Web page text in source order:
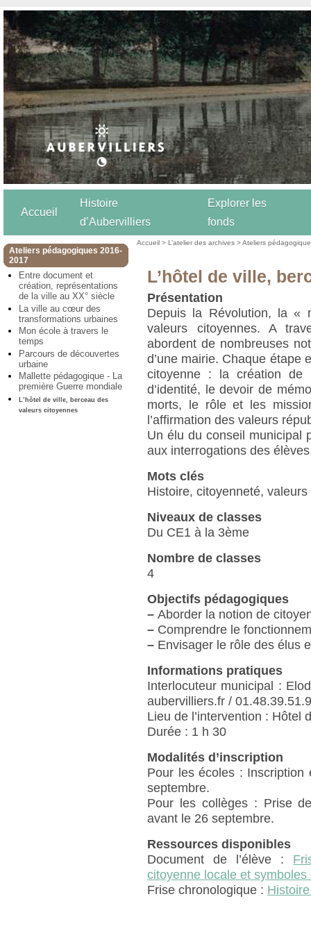
Accueil
Histoire
d’Aubervilliers
Explorer les
fonds
Ateliers pédagogiques 2016-
2017
Entre document et
création, représentations
de la ville au XX° siècle
La ville au cœur des
transformations urbaines
Mon école à travers le
temps
Parcours de découvertes
urbaine
Mallette pédagogique - La
première Guerre mondiale
L’hôtel de ville, berceau des
valeurs citoyennes
Accueil >L’atelier des archives >Ateliers
L’hôtel de ville,
Présentation
Depuis la Révolution, la «
valeurs citoyennes. A
abordent de nombreuses
d’une mairie. Chaque étape
citoyenne : la création de
d’identité, le devoir de
morts, le rôle et les
l’affirmation des valeurs
Un élu du conseil municipal
aux interrogations des
Mots clés
Histoire, citoyenneté,
Niveaux de classes
Du CE1 à la 3ème
Nombre de classes
4
Objectifs pédagogiques
– Aborder la notion de
– Comprendre le
– Envisager le rôle des élus
Informations pratiques
Interlocuteur municipal :
aubervilliers.fr /
Lieu de l’intervention : Hôtel
Durée : 1 h 30
Modalités d’inscription
Pour les écoles :
septembre.
Pour les collèges : Prise
avant le 26 septembre.
Ressources disponibles
Document de l’élève :
citoyenne locale et
Frise chronologique :